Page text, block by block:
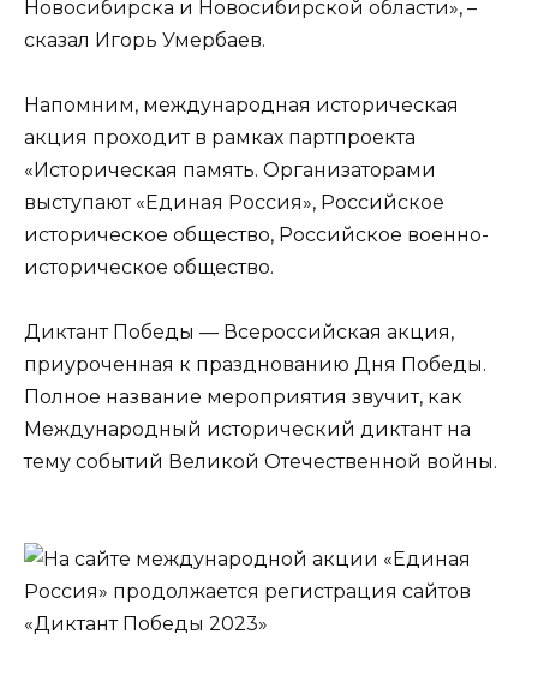
Новосибирска и Новосибирской области», –
сказал Игорь Умербаев.
Напомним, международная историческая
акция проходит в рамках партпроекта
«Историческая память. Организаторами
выступают «Единая Россия», Российское
историческое общество, Российское военно-
историческое общество.
Диктант Победы — Всероссийская акция,
приуроченная к празднованию Дня Победы.
Полное название мероприятия звучит, как
Международный исторический диктант на
тему событий Великой Отечественной войны.